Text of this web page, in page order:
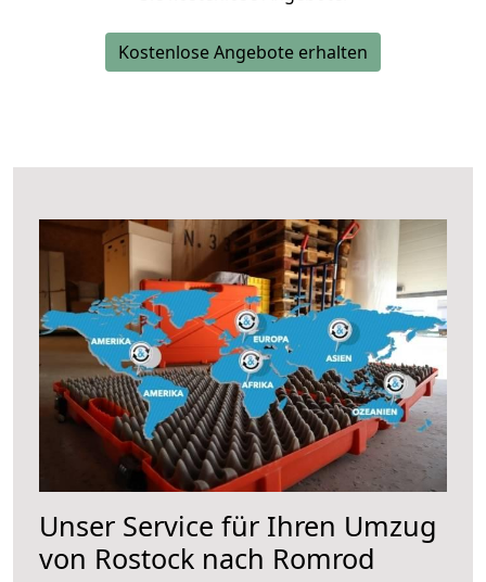
Kostenlose Angebote erhalten
Unser Service für Ihren Umzug
von Rostock nach Romrod